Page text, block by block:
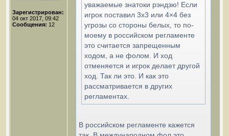
Зарегистрирован:
04 окт 2017, 09:42
Сообщения: 12
уважаемые знатоки рэндзю! Если
игрок поставил 3х3 или 4×4 без
угрозы со стороны белых, то по-
моему в российском регламенте
это считается запрещенным
ходом, а не фолом. И ход
отменяется и игрок делает другой
ход. Так ли это. И как это
рассматривается в других
регламентах.
В российском регламенте кажется